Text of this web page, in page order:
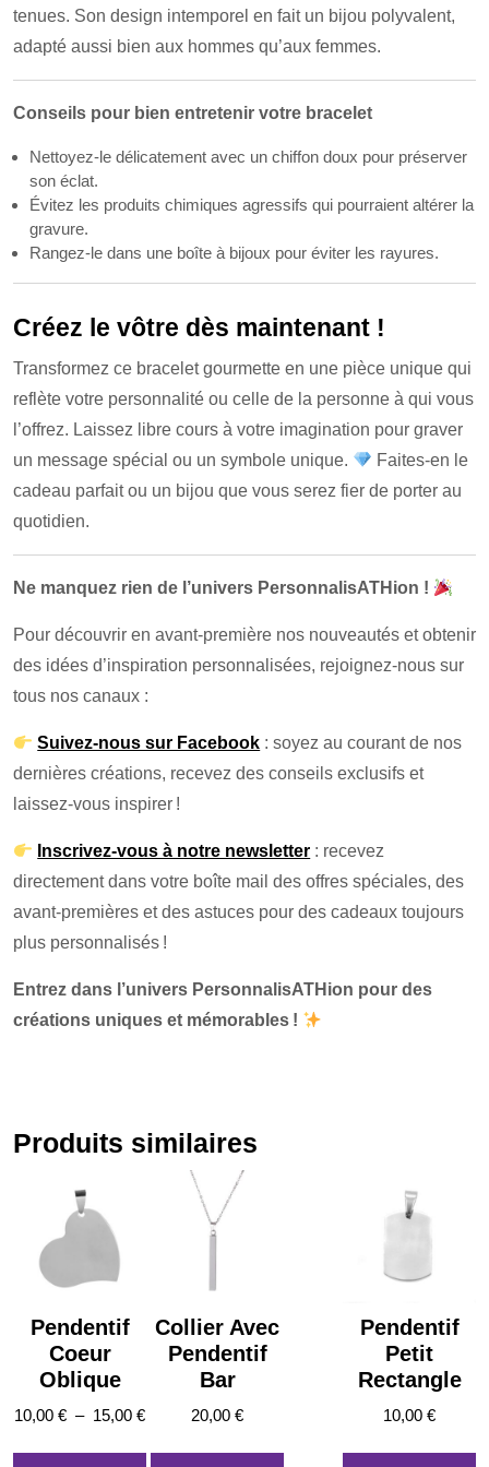
tenues. Son design intemporel en fait un bijou polyvalent,
adapté aussi bien aux hommes qu’aux femmes.
Conseils pour bien entretenir votre bracelet
Nettoyez-le délicatement avec un chiffon doux pour préserver
son éclat.
Évitez les produits chimiques agressifs qui pourraient altérer la
gravure.
Rangez-le dans une boîte à bijoux pour éviter les rayures.
Créez le vôtre dès maintenant !
Transformez ce bracelet gourmette en une pièce unique qui
reflète votre personnalité ou celle de la personne à qui vous
l’offrez. Laissez libre cours à votre imagination pour graver
un message spécial ou un symbole unique.
Faites-en le
cadeau parfait ou un bijou que vous serez fier de porter au
quotidien.
Ne manquez rien de l’univers PersonnalisATHion !
Pour découvrir en avant-première nos nouveautés et obtenir
des idées d’inspiration personnalisées, rejoignez-nous sur
tous nos canaux :
Suivez-nous sur Facebook : soyez au courant de nos
dernières créations, recevez des conseils exclusifs et
laissez-vous inspirer !
Inscrivez-vous à notre newsletter : recevez
directement dans votre boîte mail des offres spéciales, des
avant-premières et des astuces pour des cadeaux toujours
plus personnalisés !
Entrez dans l’univers PersonnalisATHion pour des
créations uniques et mémorables !
Produits similaires
Pendentif
Coeur
Oblique
10,00 € – 15,00 €Plage
Pendentif
Petit
Rectangle
10,00 €
Collier Avec
Pendentif
Bar
20,00 €